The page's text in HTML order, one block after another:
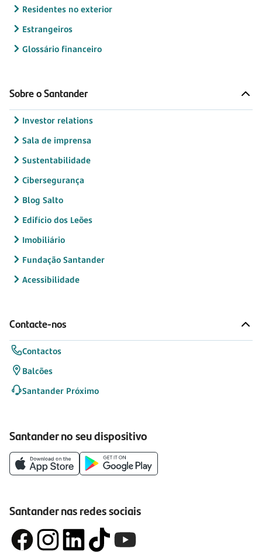
Residentes no exterior
Estrangeiros
Glossário financeiro
Sobre o Santander
Investor relations
Sala de imprensa
Sustentabilidade
Cibersegurança
Blog Salto
Edifício dos Leões
Imobiliário
Fundação Santander
Acessibilidade
Contacte-nos
Contactos
Balcões
Santander Próximo
Santander no seu dispositivo
Santander nas redes sociais